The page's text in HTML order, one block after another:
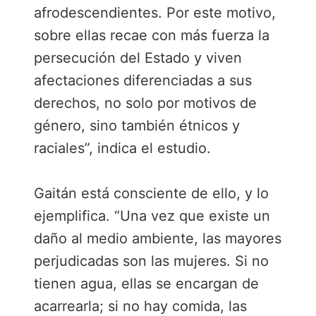
afrodescendientes. Por este motivo,
sobre ellas recae con más fuerza la
persecución del Estado y viven
afectaciones diferenciadas a sus
derechos, no solo por motivos de
género, sino también étnicos y
raciales”, indica el estudio.
Gaitán está consciente de ello, y lo
ejemplifica. “Una vez que existe un
daño al medio ambiente, las mayores
perjudicadas son las mujeres. Si no
tienen agua, ellas se encargan de
acarrearla; si no hay comida, las